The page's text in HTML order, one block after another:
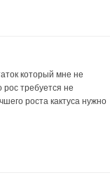
который мне не
рос требуется не
роста кактуса нужно